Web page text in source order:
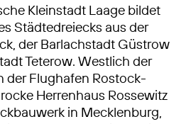
Kleinstadt Laage bildet
Städtedreiecks aus der
der Barlachstadt Güstrow
Teterow. Westlich der
der Flughafen Rostock-
Herrenhaus Rossewitz
in Mecklenburg,